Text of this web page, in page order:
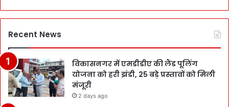
Recent News
विकासनगर में एमडीडीए की लैंड पूलिंग
योजना को हरी झंडी, 25 बड़े प्रस्तावों को मिली
मंजूरी
2 days ago